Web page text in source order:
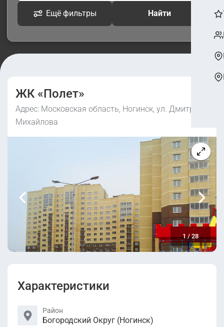
Ещё фильтры Найти
ЖК «Полет»
Адрес: Московская область, Ногинск, ул. Дмитрия
Михайлова
1/28
Характеристики
Район
Богородский Округ (Ногинск)